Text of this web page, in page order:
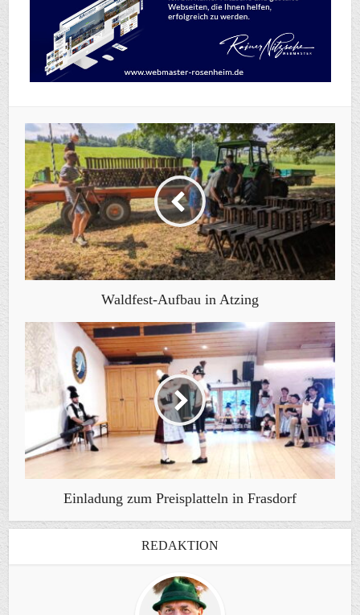
Waldfest-Aufbau in Atzing
Einladung zum Preisplatteln in Frasdorf
REDAKTION